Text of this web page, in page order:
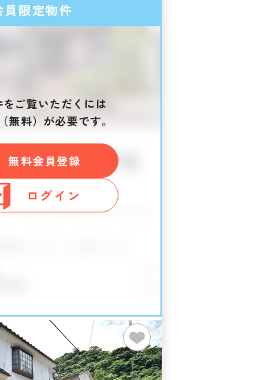
員限定物件
ご覧いただくには
無料）が必要です。
無料会員登録
ログイン